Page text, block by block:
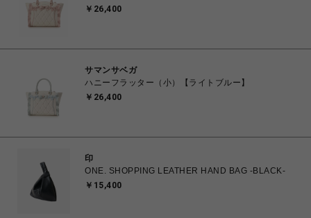
￥26,400
サマンサベガ
ハニーフラッター（小）【ライトブルー】
￥26,400
印
ONE. SHOPPING LEATHER HAND BAG -BLACK-
￥15,400